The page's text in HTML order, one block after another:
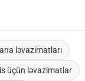
universitetlər,
banklar,
və layihə
ləvazimatları
üçün ləvazimatlar